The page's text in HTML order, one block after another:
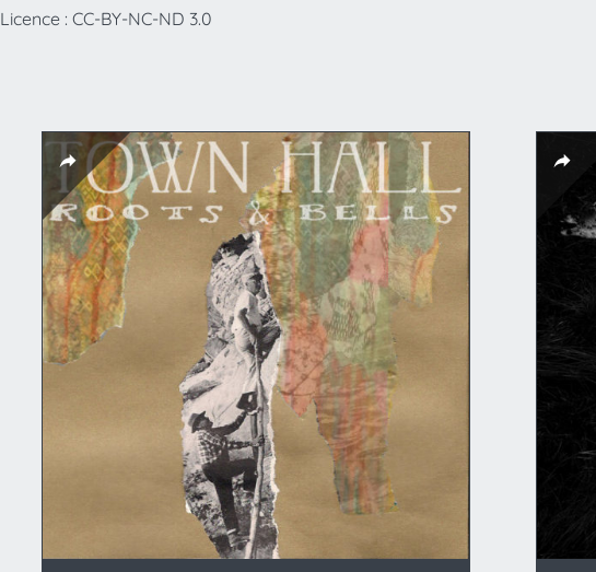
Licence : CC-BY-NC-ND 3.0